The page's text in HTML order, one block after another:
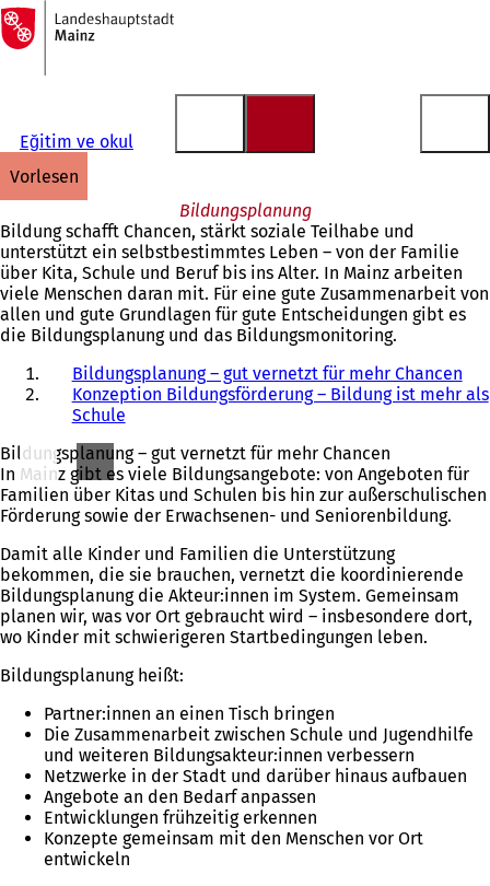
Inhalt anspringen
Zur
Startseite
Eğitim ve okul
vorlesen
Bildungsplanung
Bildung schafft Chancen, stärkt soziale Teilhabe und
unterstützt ein selbstbestimmtes Leben – von der Familie
über Kita, Schule und Beruf bis ins Alter. In Mainz arbeiten
viele Menschen daran mit. Für eine gute Zusammenarbeit von
allen und gute Grundlagen für gute Entscheidungen gibt es
die Bildungsplanung und das Bildungsmonitoring.
Bildungsplanung – gut vernetzt für mehr Chancen
Konzeption Bildungsförderung – Bildung ist mehr als
Schule
Bildungsplanung – gut vernetzt für mehr Chancen
In Mainz gibt es viele Bildungsangebote: von Angeboten für
Familien über Kitas und Schulen bis hin zur außerschulischen
Förderung sowie der Erwachsenen- und Seniorenbildung.
Damit alle Kinder und Familien die Unterstützung
bekommen, die sie brauchen, vernetzt die koordinierende
Bildungsplanung die Akteur:innen im System. Gemeinsam
planen wir, was vor Ort gebraucht wird – insbesondere dort,
wo Kinder mit schwierigeren Startbedingungen leben.
Bildungsplanung heißt:
Partner:innen an einen Tisch bringen
Die Zusammenarbeit zwischen Schule und Jugendhilfe
und weiteren Bildungsakteur:innen verbessern
Netzwerke in der Stadt und darüber hinaus aufbauen
Angebote an den Bedarf anpassen
Entwicklungen frühzeitig erkennen
Konzepte gemeinsam mit den Menschen vor Ort
entwickeln